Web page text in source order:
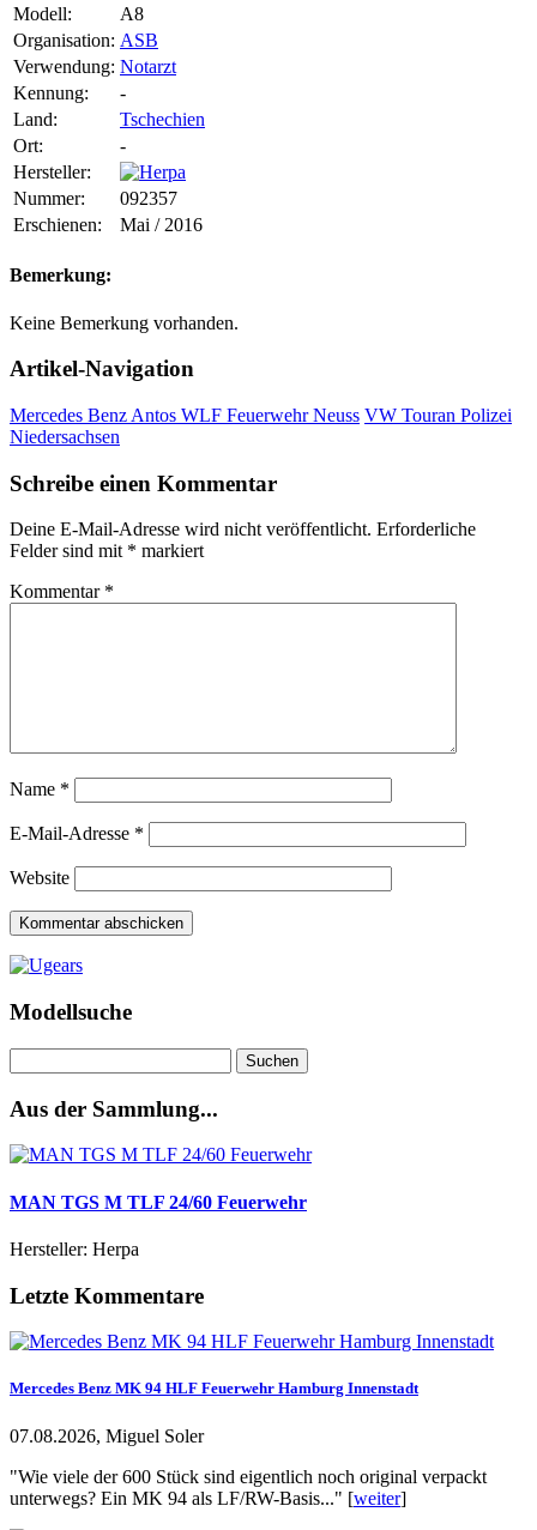
Modell:
A8
Organisation: ASB
Verwendung: Notarzt
Kennung:
-
Land:
Tschechien
Ort:
-
Hersteller:
Nummer:
092357
Erschienen:
Mai / 2016
Bemerkung:
Keine Bemerkung vorhanden.
Artikel-Navigation
Mercedes Benz Antos WLF Feuerwehr Neuss VW Touran Polizei
Niedersachsen
Schreibe einen Kommentar
Deine E-Mail-Adresse wird nicht veröffentlicht. Erforderliche
Felder sind mit * markiert
Kommentar *
Name *
E-Mail-Adresse *
Website
Modellsuche
nach:
Aus der Sammlung...
MAN TGS M TLF 24/60 Feuerwehr
Hersteller: Herpa
Letzte Kommentare
Mercedes Benz MK 94 HLF Feuerwehr Hamburg Innenstadt
07.08.2026, Miguel Soler
"Wie viele der 600 Stück sind eigentlich noch original verpackt
unterwegs? Ein MK 94 als LF/RW-Basis..." [weiter]